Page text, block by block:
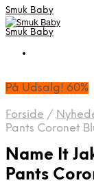
Smuk Baby
Smuk Baby
På Udsalg! 60%
Forside /
Pants Coronet
Name It
Pants